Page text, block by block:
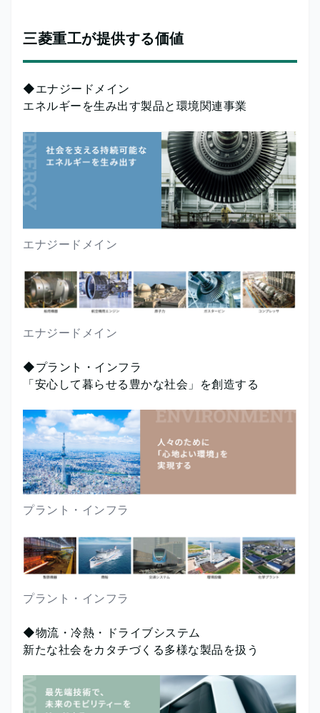
三菱重工が提供する価値
◆エナジードメイン
エネルギーを生み出す製品と環境関連事業
エナジードメイン
エナジードメイン
◆プラント・インフラ
「安心して暮らせる豊かな社会」を創造する
プラント・インフラ
プラント・インフラ
◆物流・冷熱・ドライブシステム
新たな社会をカタチづくる多様な製品を扱う